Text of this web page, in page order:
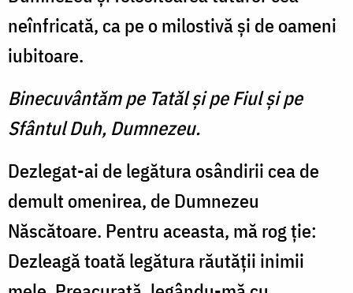
neînfricată, ca pe o milostivă şi de oameni
iubitoare.
Binecuvântăm pe Tatăl şi pe Fiul şi pe
Sfântul Duh, Dumnezeu.
Dezlegat-ai de legătura osândirii cea de
demult omenirea, de Dumnezeu
Născătoare. Pentru aceasta, mă rog ţie:
Dezleagă toată legătura răutăţii inimii